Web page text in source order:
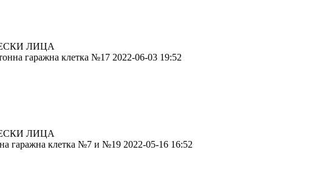
ЛИЦА
гаражна клетка №17 2022-06-03 19:52
ЛИЦА
гаражна клетка №7 и №19 2022-05-16 16:52